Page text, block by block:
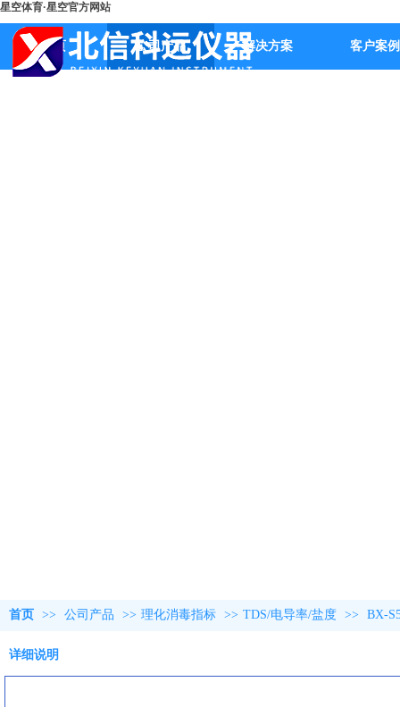
星空体育·星空官方网站
首页 公司产品 解决方案 客户案例
首页 >> 公司产品 >> 理化消毒指标 >> TDS/电导率/盐度 >> BX-
详细说明